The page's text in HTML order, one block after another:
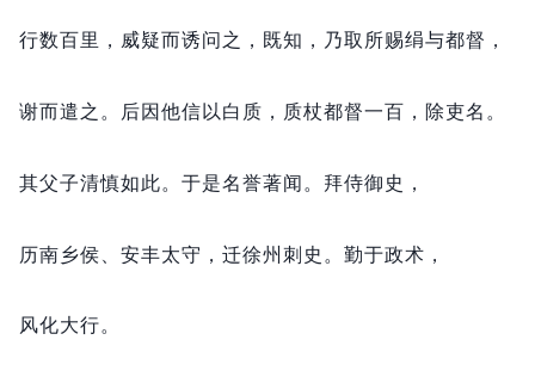
行数百里， 威疑而诱问之， 既知， 乃取所赐绢与都督，
谢而遣之。 后因他信以白质， 质杖都督一百， 除吏名。
其父子清慎如此。 于是名誉著闻。 拜侍御史，
历南乡侯、安丰太守， 迁徐州刺史。 勤于政术，
风化大行。